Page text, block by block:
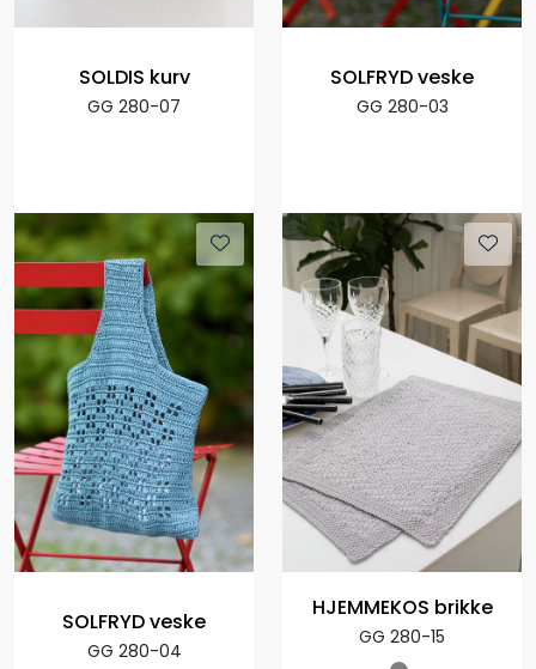
SOLDIS kurv
GG 280-07
SOLFRYD veske
GG 280-03
SOLFRYD veske
GG 280-04
HJEMMEKOS brikke
GG 280-15